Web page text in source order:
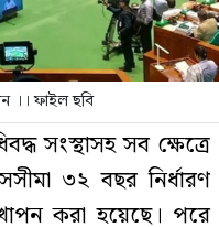
।। ফাইল ছবি
সংস্থাসহ সব ক্ষেত্রে
৩২ বছর নির্ধারণ
করা হয়েছে। পরে